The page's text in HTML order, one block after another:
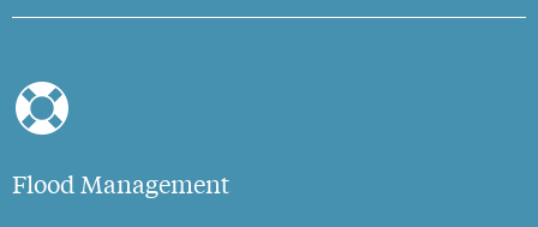
Flood Management